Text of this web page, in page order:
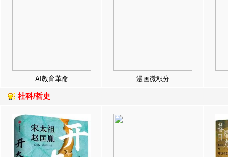
AI教育革命 漫画微积分
社科/哲史